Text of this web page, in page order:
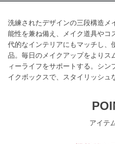
洗練されたデザインの三段構造メ
能性を兼ね備え、メイク道具やコ
代的なインテリアにもマッチし、
品。毎日のメイクアップをよりス
ィーライフをサポートする。シン
イクボックスで、スタイリッシュ
アイテ